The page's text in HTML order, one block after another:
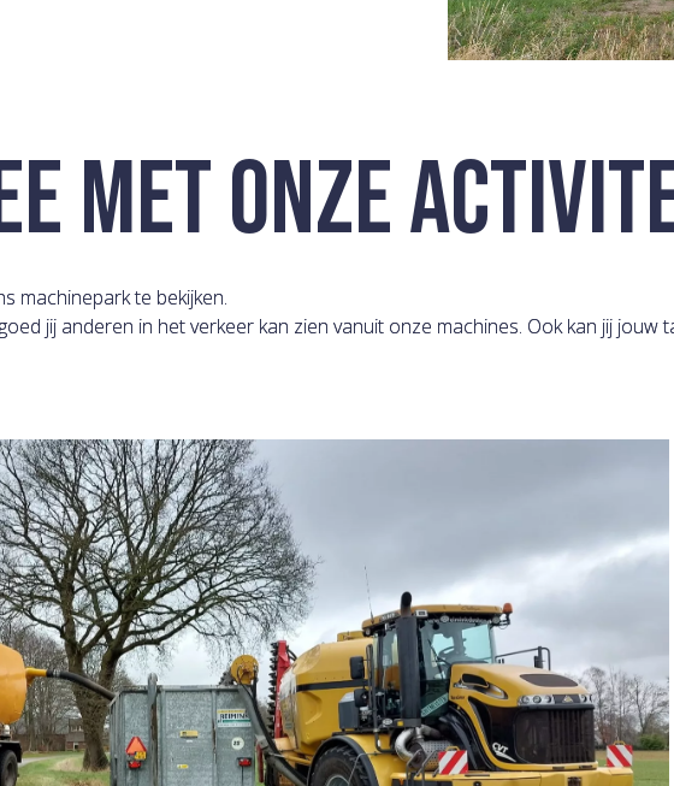
MET ONZE
machinepark te bekijken.
jij anderen in het verkeer kan zien vanuit onze machines. Ook kan jij